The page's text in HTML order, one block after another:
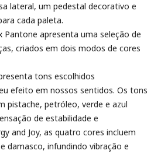
lateral, um pedestal decorativo e
cada paleta.
Pantone apresenta uma seleção de
criados em dois modos de cores
tons escolhidos
efeito em nossos sentidos. Os tons
pistache, petróleo, verde e azul
de estabilidade e
and Joy, as quatro cores incluem
damasco, infundindo vibração e